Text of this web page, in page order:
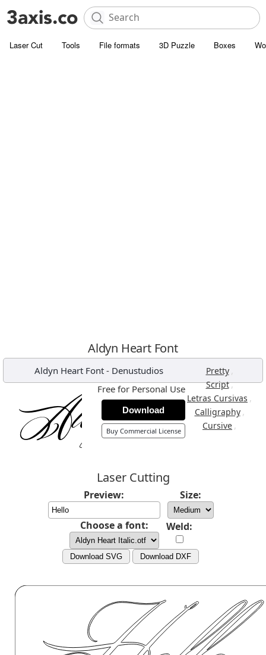
Laser Cut Tools File formats 3D Puzzle Boxes
Aldyn Heart Font
Aldyn Heart Font - Denustudios Pretty ,
Script,
Letras Cursivas ,
Calligraphy ,
Cursive ,
Free for Personal Use
Download
Buy Commercial License
Laser Cutting
Preview: Size:
Choose a font: Weld:
Download SVG Download DXF